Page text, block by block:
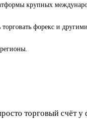
крупных
форекс и
торговый счёт